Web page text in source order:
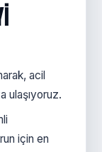
acil
ulaşıyoruz.
için en